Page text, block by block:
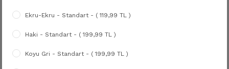
Ekru-Ekru - Standart - ( 119,99 TL )
Haki - Standart - ( 199,99 TL )
Koyu Gri - Standart - ( 199,99 TL )